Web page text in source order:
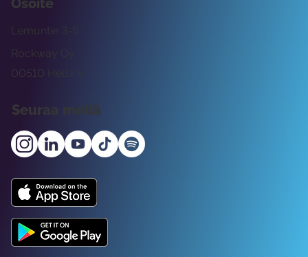
Osoite
Rockway Oy
Lemuntie 3-5
00510 Helsinki
Seuraa meitä